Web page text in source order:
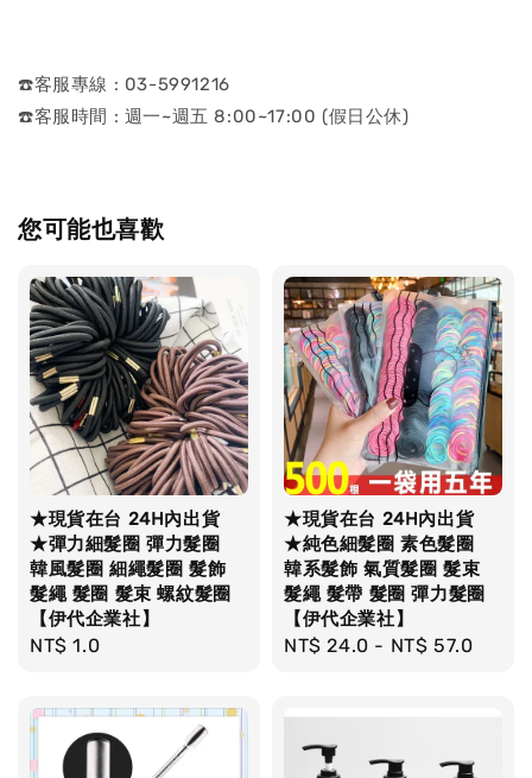
☎️客服專線 : 03-5991216
☎️客服時間 : 週一~週五 8:00~17:00 (假日公休)
您可能也喜歡
★現貨在台 24H內出貨
★彈力細髮圈 彈力髮圈
韓風髮圈 細繩髮圈 髮飾
髮繩 髮圈 髮束 螺紋髮圈
【伊代企業社】
Regular
NT$ 1.0
★現貨在台 24H內出貨
★純色細髮圈 素色髮圈
韓系髮飾 氣質髮圈 髮束
髮繩 髮帶 髮圈 彈力髮圈
【伊代企業社】
Regular
NT$ 24.0 - NT$ 57.0